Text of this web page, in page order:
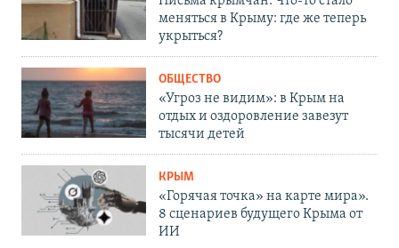
меняться в Крыму: где же теперь
укрыться?
ОБЩЕСТВО
«Угроз не видим»: в Крым на
отдых и оздоровление завезут
тысячи детей
КРЫМ
«Горячая точка» на карте мира».
8 сценариев будущего Крыма от
ИИ